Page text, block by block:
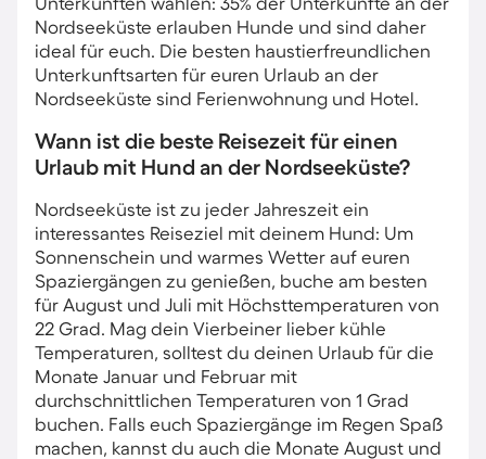
Nordseeküste erlauben Hunde und sind daher
ideal für euch. Die besten haustierfreundlichen
Unterkunftsarten für euren Urlaub an der
Nordseeküste sind Ferienwohnung und Hotel.
Wann ist die beste Reisezeit für einen
Urlaub mit Hund an der Nordseeküste?
Nordseeküste ist zu jeder Jahreszeit ein
interessantes Reiseziel mit deinem Hund: Um
Sonnenschein und warmes Wetter auf euren
Spaziergängen zu genießen, buche am besten
für August und Juli mit Höchsttemperaturen von
22 Grad. Mag dein Vierbeiner lieber kühle
Temperaturen, solltest du deinen Urlaub für die
Monate Januar und Februar mit
durchschnittlichen Temperaturen von 1 Grad
buchen. Falls euch Spaziergänge im Regen Spaß
machen, kannst du auch die Monate August und